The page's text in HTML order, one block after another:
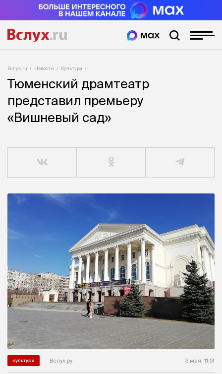
Вслух.ru Новости Культура
Тюменский драмтеатр
представил премьеру
«Вишневый сад»
культура Вслух.ру 3 мая, 11:51